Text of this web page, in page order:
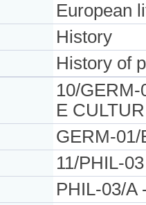
European
History
History of
10/
E
GERM-01/
11/PHIL-
PHIL-03/A